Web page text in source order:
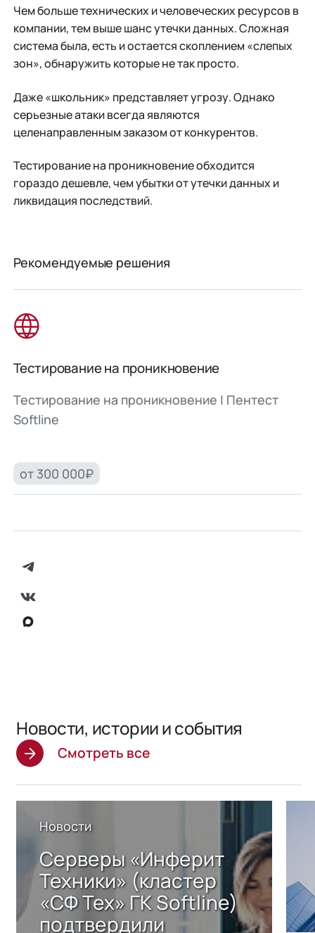
Чем больше технических и человеческих ресурсов в
компании, тем выше шанс утечки данных. Сложная
система была, есть и остается скоплением «слепых
зон», обнаружить которые не так просто.
Даже «школьник» представляет угрозу. Однако
серьезные атаки всегда являются
целенаправленным заказом от конкурентов.
Тестирование на проникновение обходится
гораздо дешевле, чем убытки от утечки данных и
ликвидация последствий.
Рекомендуемые решения
Тестирование на проникновение
Тестирование на проникновение | Пентест
Softline
от 300 000₽
Новости, истории и события
Смотреть все
Новости
Серверы «Инферит
Техники» (кластер
«СФ Тех» ГК Softline)
подтвердили